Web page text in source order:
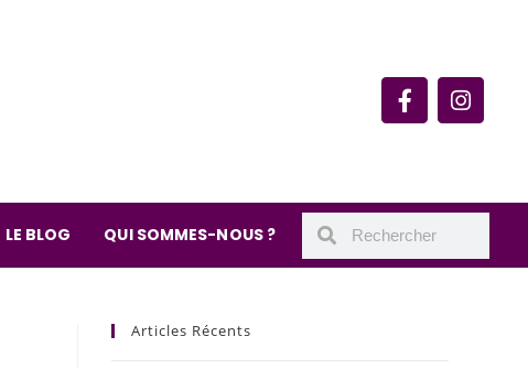
LE BLOG QUI SOMMES-NOUS ?
Articles Récents